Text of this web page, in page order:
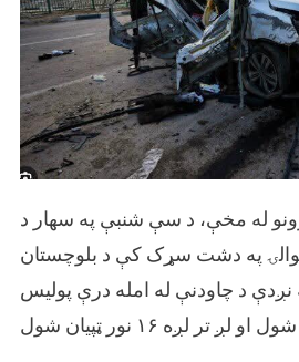
انځور
په
بلوچستان
کې
د
وروستۍ
چاودنې
تړاو
شریک
له مخې، د سې شنبې په سهار د
په دشت سړک کې د بلوچستان
نږدې د چاودنې له امله درې پولیس